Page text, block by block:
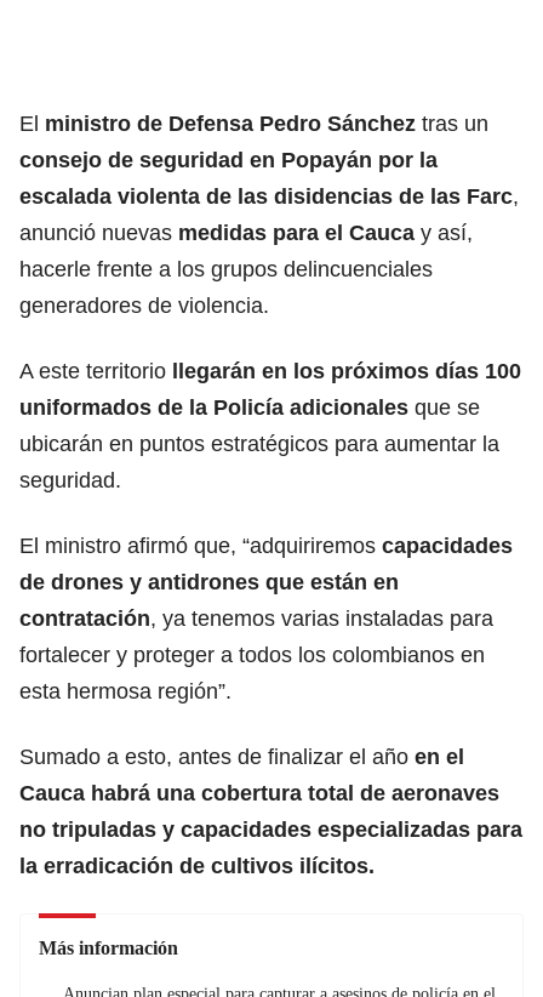
El ministro de Defensa Pedro Sánchez tras un
consejo de seguridad en Popayán por la
escalada violenta de las disidencias de las Farc,
anunció nuevas medidas para el Cauca y así,
hacerle frente a los grupos delincuenciales
generadores de violencia.
A este territorio llegarán en los próximos días 100
uniformados de la Policía adicionales que se
ubicarán en puntos estratégicos para aumentar la
seguridad.
El ministro afirmó que, “adquiriremos capacidades
de drones y antidrones que están en
contratación, ya tenemos varias instaladas para
fortalecer y proteger a todos los colombianos en
esta hermosa región”.
Sumado a esto, antes de finalizar el año en el
Cauca habrá una cobertura total de aeronaves
no tripuladas y capacidades especializadas para
la erradicación de cultivos ilícitos.
Más información